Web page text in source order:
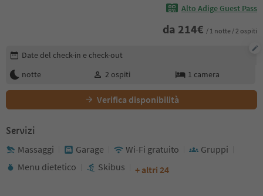
Alto Adige Guest Pass
da 214€ / 1 notte / 2 ospiti
Modifica i dettagli della prenotazione
Date del check-in e check-out
notte
2 ospiti 1 camera
Verifica disponibilità
Servizi
Massaggi Garage Wi-Fi gratuito
Gruppi
Menu dietetico
Skibus + altri 24